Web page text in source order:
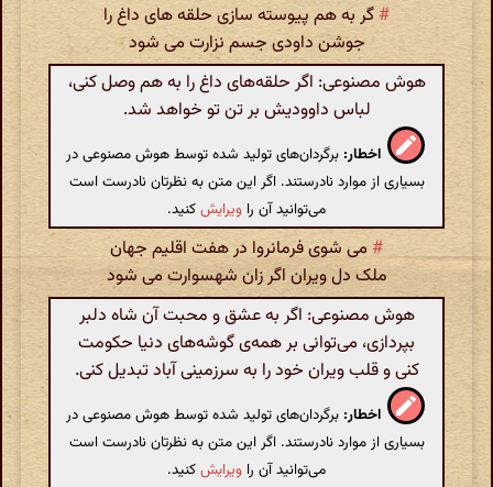
# گر به هم پیوسته سازی حلقه های داغ را
جوشن داودی جسم نزارت می شود
هوش مصنوعی: اگر حلقه‌های داغ را به هم وصل کنی،
لباس داوودیش بر تن تو خواهد شد.
اخطار: برگردان‌های تولید شده توسط هوش مصنوعی در
بسیاری از موارد نادرستند. اگر این متن به نظرتان نادرست است
می‌توانید آن را ویرایشکنید.
# می شوی فرمانروا در هفت اقلیم جهان
ملک دل ویران اگر زان شهسوارت می شود
هوش مصنوعی: اگر به عشق و محبت آن شاه دلبر
بپردازی، می‌توانی بر همه‌ی گوشه‌های دنیا حکومت
کنی و قلب ویران خود را به سرزمینی آباد تبدیل کنی.
اخطار: برگردان‌های تولید شده توسط هوش مصنوعی در
بسیاری از موارد نادرستند. اگر این متن به نظرتان نادرست است
می‌توانید آن را ویرایشکنید.